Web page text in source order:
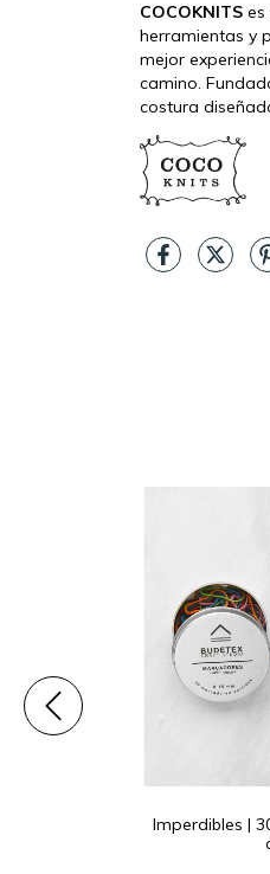
COCOKNITS es
herramientas y
mejor
camino.
costura
Imperdibles |